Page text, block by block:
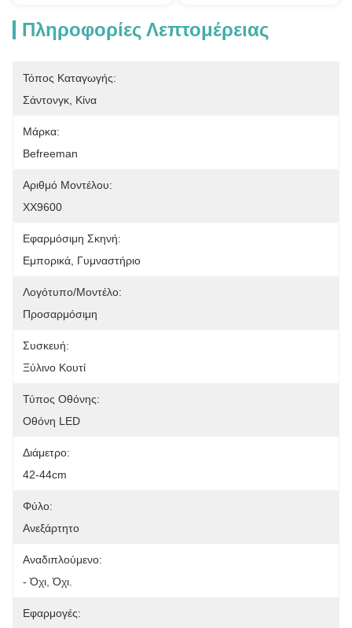
Πληροφορίες Λεπτομέρειας
Τόπος Καταγωγής:
Σάντονγκ, Κίνα
Μάρκα:
Befreeman
Αριθμό Μοντέλου:
ΧΧ9600
Εφαρμόσιμη Σκηνή:
Εμπορικά, Γυμναστήριο
Λογότυπο/μοντέλο:
Προσαρμόσιμη
Συσκευή:
Ξύλινο Κουτί
Τύπος Οθόνης:
Οθόνη LED
Διάμετρο:
42-44cm
Φύλο:
Ανεξάρτητο
Αναδιπλούμενο:
- Όχι, Όχι.
Εφαρμογές: